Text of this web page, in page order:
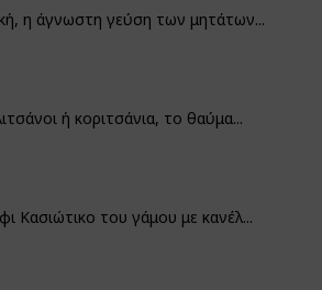
η άγνωστη γεύση των μητάτων...
ή κοριτσάνια, το θαύμα...
Κασιώτικο του γάμου με κανέλ...